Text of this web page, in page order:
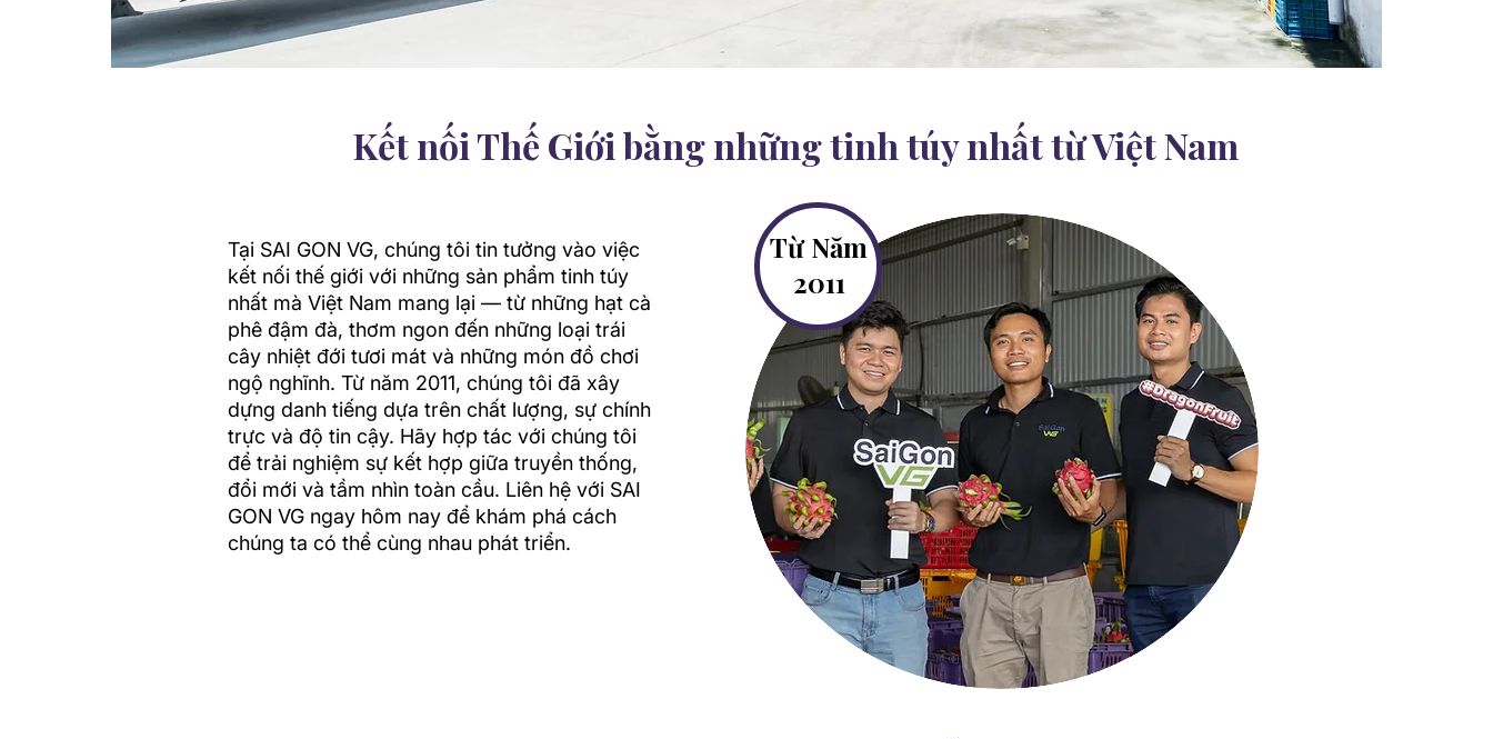
Kết nối Thế Giới bằng những tinh túy nhất từ Việt Nam
Tại SAI GON VG, chúng tôi tin tưởng vào việc
kết nối thế giới với những sản phẩm tinh túy
nhất mà Việt Nam mang lại — từ những hạt cà
phê đậm đà, thơm ngon đến những loại trái
cây nhiệt đới tươi mát và những món đồ chơi
ngộ nghĩnh. Từ năm 2011, chúng tôi đã xây
dựng danh tiếng dựa trên chất lượng, sự chính
trực và độ tin cậy. Hãy hợp tác với chúng tôi
để trải nghiệm sự kết hợp giữa truyền thống,
đổi mới và tầm nhìn toàn cầu. Liên hệ với SAI
GON VG ngay hôm nay để khám phá cách
chúng ta có thể cùng nhau phát triển.
Từ Năm
2011